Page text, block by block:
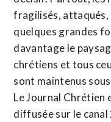
fragilisés, attaqués,
quelques grandes
davantage le
chrétiens et tous
sont maintenus
Le Journal Chrétien
diffusée sur le canal